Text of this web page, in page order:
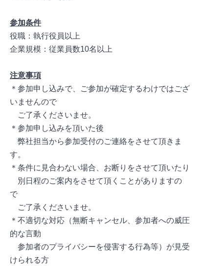
参加条件
役職：執行役員以上
企業規模：従業員数10名以上
注意事項
＊参加申し込みで、ご参加が確定するわけではござ
いませんので
ご了承くださいませ。
＊参加申し込みを頂いた後
弊社担当から参加受付のご連絡をさせて頂きま
す。
＊条件に見合わない場合、お断りをさせて頂いたり
別日程のご案内をさせて頂くことがありますの
で
ご了承くださいませ。
＊不適切な対応（無断キャンセル、参加者への威圧
的な言動
参加者のプライバシーを侵害する行為等）が見受
けられる方